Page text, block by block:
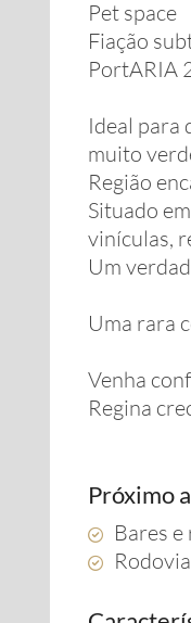
Pet space
Fiação
PortARIA
Ideal para
muito
Região
Situado
vinículas,
Um
Uma rara
Venha
Regina
Próximo a
Bares